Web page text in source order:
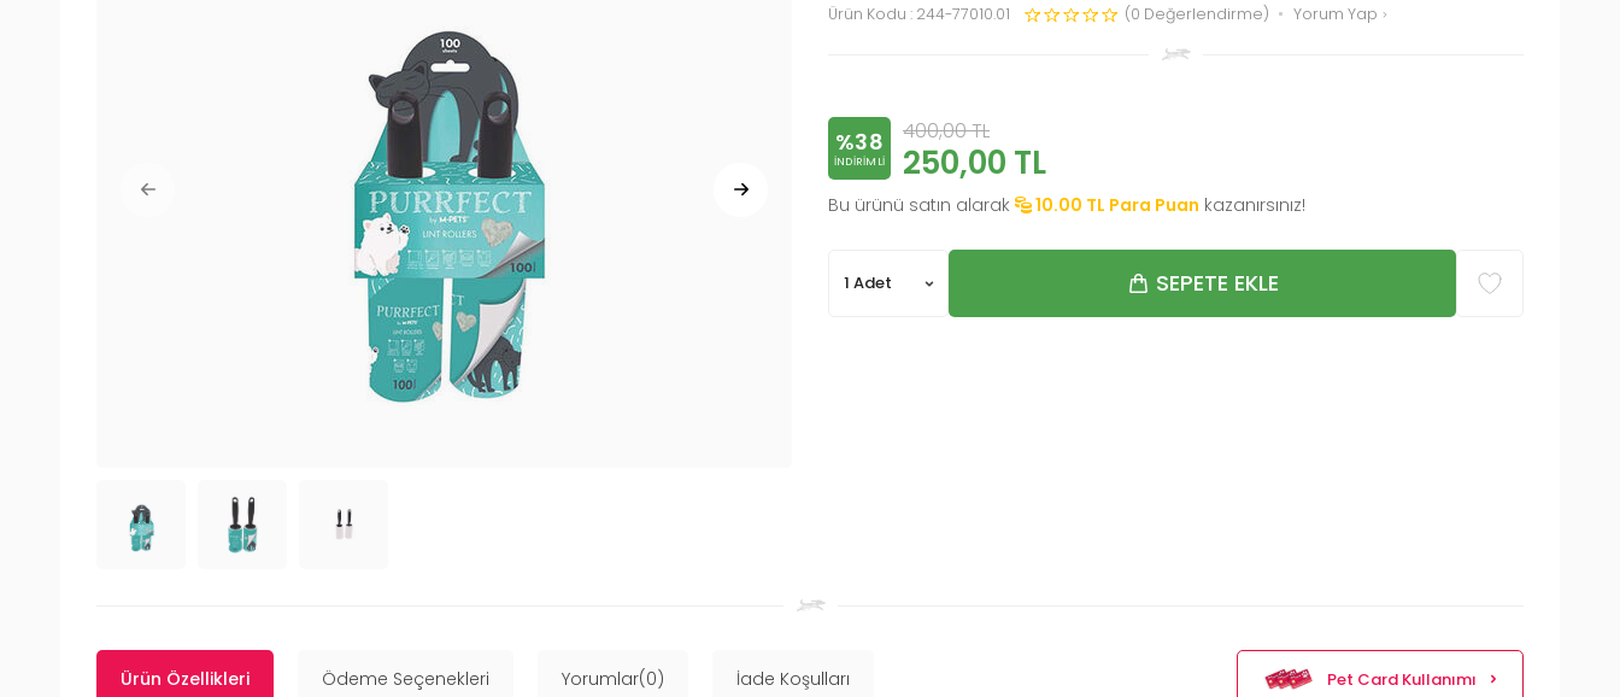
Ürün Kodu : 244-77010.01 (0 Değerlendirme) Yorum Yap
%38
INDIRIMLI
400,00TL
250,00 TL
Bu ürünü satın alarak 10.00 TL Para Puan kazanırsınız!
SEPETE EKLE
Ürün Özellikleri Ödeme Seçenekleri Yorumlar(0) İade Koşulları Pet Card Kullanımı